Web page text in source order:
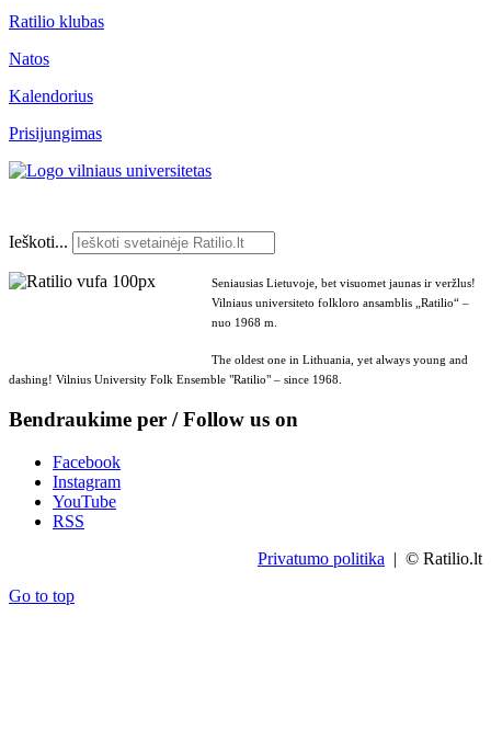
Ratilio klubas
Natos
Kalendorius
Prisijungimas
Ieškoti...
Seniausias Lietuvoje, bet visuomet jaunas ir veržlus!
Vilniaus universiteto folkloro ansamblis „Ratilio“ –
nuo 1968 m.
The oldest one in Lithuania, yet always young and
dashing! Vilnius University Folk Ensemble "Ratilio" – since 1968.
Bendraukime per / Follow us on
Facebook
Instagram
YouTube
RSS
Privatumo politika | © Ratilio.lt
Go to top